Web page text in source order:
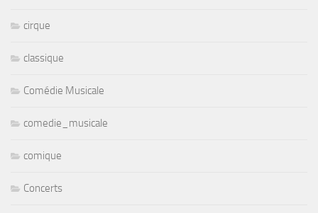
cirque
classique
Comédie Musicale
comedie_musicale
comique
Concerts